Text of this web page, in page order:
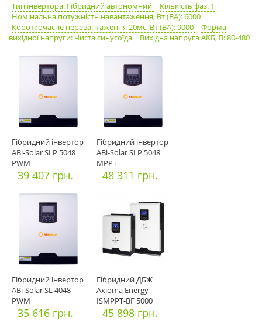
Тип інвертора: Гібридний автономний
Кількість фаз: 1
Номінальна потужність навантаження, Вт (ВА): 6000
Короткочасне перевантаження 20мс, Вт (ВА): 9000
Форма
вихідної напруги: Чиста синусоїда
Вихідна напруга АКБ, В: 80-480
Гібридний інвертор
ABi-Solar SLP 5048
PWM
39 407 грн.
Гібридний інвертор
ABi-Solar SLP 5048
MPPT
48 311 грн.
Гібридний інвертор
ABi-Solar SL 4048
PWM
35 616 грн.
Гібридний ДБЖ
Axioma Energy
ISMPPT-BF 5000
МППТ
45 898 грн.